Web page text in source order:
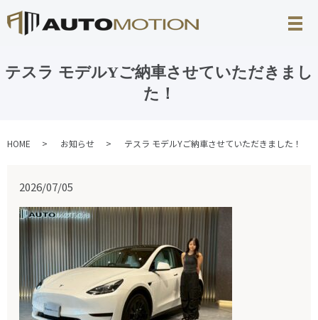
テスラ モデルYご納車させていただきまし
た！
HOME お知らせ テスラ モデルYご納車させていただきました！
2026/07/05